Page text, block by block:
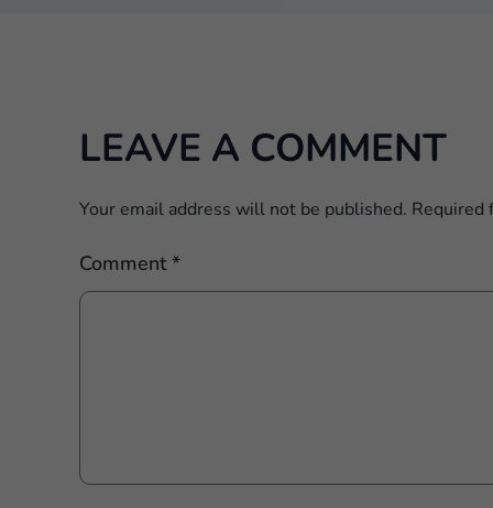
LEAVE A COMMENT
Your email address will not be published. Required
Comment*